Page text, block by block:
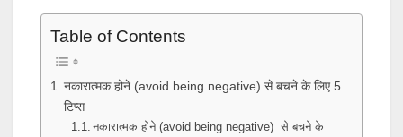
Table of Contents
नकारात्मक होने (avoid being negative) से बचने के लिए 5
टिप्स
नकारात्मक होने (avoid being negative) से बचने के